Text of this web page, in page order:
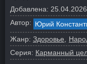
Добавлена: 25.04.2026
Автор: Юрий
Жанр: Здоровье
Серия: Карманный